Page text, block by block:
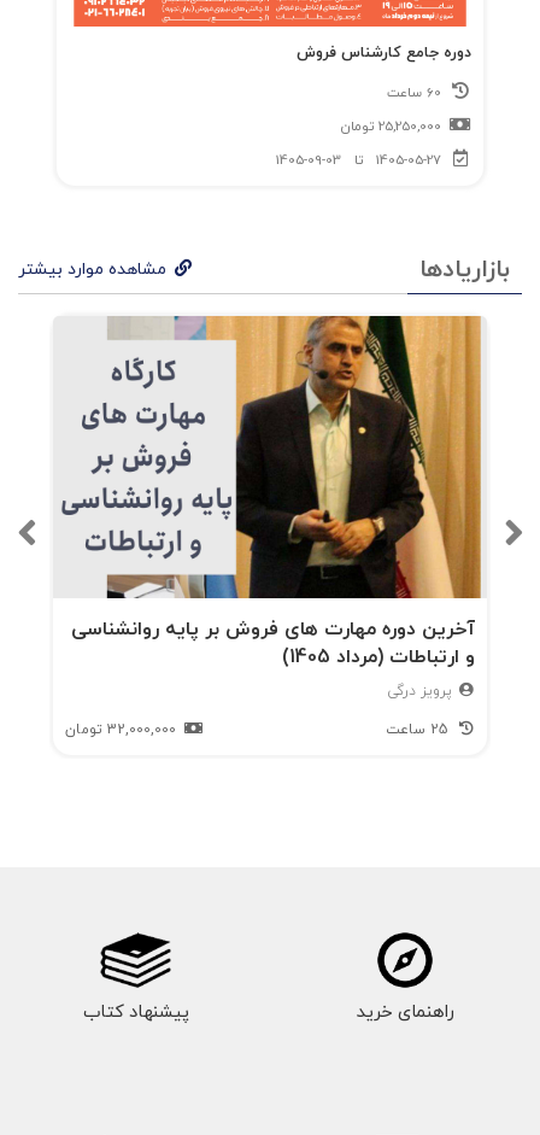
دوره جامع کارشناس فروش
25,250,000 تومان
1405-05-27
تا 1405-09-03
بازاریادها مشاهده موارد بیشتر
آخرین دوره مهارت های فروش بر پایه روانشناسی
و ارتباطات (مرداد 1405)
پرویز درگی
32,000,000 تومان
راهنمای خرید پیشنهاد کتاب